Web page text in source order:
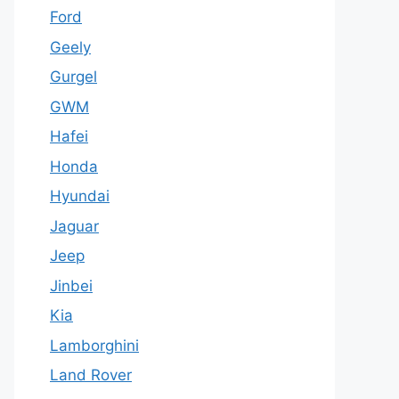
Ford
Geely
Gurgel
GWM
Hafei
Honda
Hyundai
Jaguar
Jeep
Jinbei
Kia
Lamborghini
Land Rover